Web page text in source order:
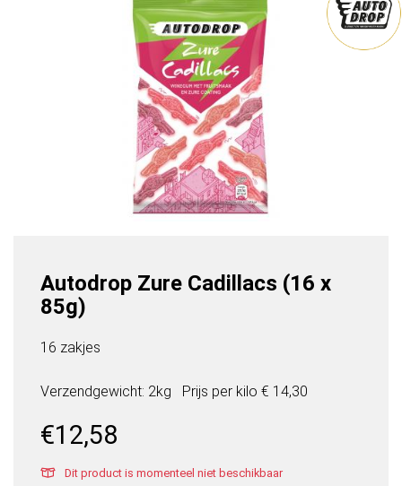
Autodrop Zure Cadillacs (16 x
85g)
16 zakjes
Verzendgewicht: 2kg Prijs per kilo € 14,30
€12,58
Dit product is momenteel niet beschikbaar